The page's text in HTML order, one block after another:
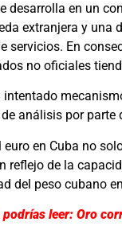
desarrolla en un
extranjera y
servicios. En
no oficiales
análisis por parte
en Cuba no
reflejo de la
del peso cubano
leer: Oro